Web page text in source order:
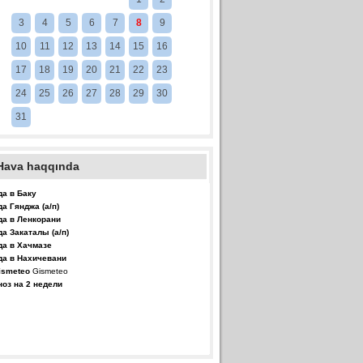
3 4 5 6 7 8 9
10 11 12 13 14 15 16
17 18 19 20 21 22 23
24 25 26 27 28 29 30
31
haqqında
в Баку
Гянджа (а/п)
в Ленкорани
Закаталы (а/п)
в Хачмазе
в Нахичевани
Gismeteo
на 2 недели